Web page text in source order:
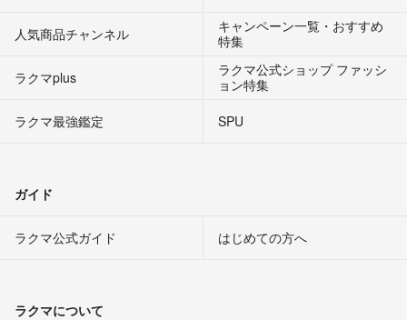
人気商品チャンネル
キャンペーン一覧・おすすめ
特集
ラクマplus
ラクマ公式ショップ ファッシ
ョン特集
ラクマ最強鑑定
SPU
ガイド
ラクマ公式ガイド はじめての方へ
ラクマについて